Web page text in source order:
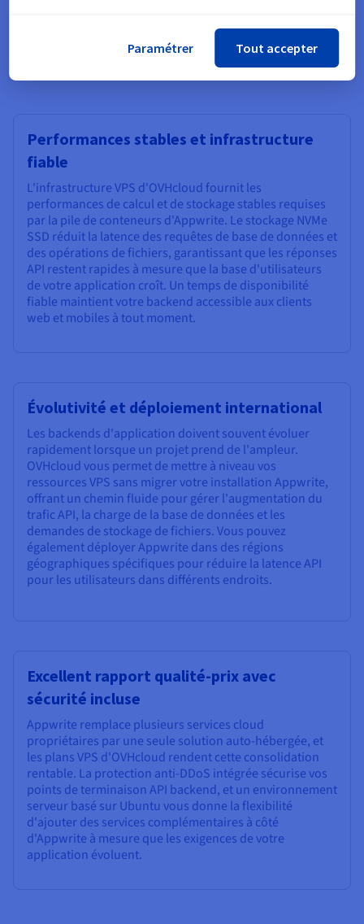
Pourquoi choisir OVHcloud pour
votre VPS Appwrite ?
Performances stables et infrastructure
fiable
L'infrastructure VPS d'OVHcloud fournit les
performances de calcul et de stockage stables requises
par la pile de conteneurs d'Appwrite. Le stockage NVMe
SSD réduit la latence des requêtes de base de données et
des opérations de fichiers, garantissant que les réponses
API restent rapides à mesure que la base d'utilisateurs
de votre application croît. Un temps de disponibilité
fiable maintient votre backend accessible aux clients
web et mobiles à tout moment.
Évolutivité et déploiement international
Les backends d'application doivent souvent évoluer
rapidement lorsque un projet prend de l'ampleur.
OVHcloud vous permet de mettre à niveau vos
ressources VPS sans migrer votre installation Appwrite,
offrant un chemin fluide pour gérer l'augmentation du
trafic API, la charge de la base de données et les
demandes de stockage de fichiers. Vous pouvez
également déployer Appwrite dans des régions
géographiques spécifiques pour réduire la latence API
pour les utilisateurs dans différents endroits.
Excellent rapport qualité-prix avec
sécurité incluse
Appwrite remplace plusieurs services cloud
propriétaires par une seule solution auto-hébergée, et
les plans VPS d'OVHcloud rendent cette consolidation
rentable. La protection anti-DDoS intégrée sécurise vos
points de terminaison API backend, et un environnement
serveur basé sur Ubuntu vous donne la flexibilité
d'ajouter des services complémentaires à côté
d'Appwrite à mesure que les exigences de votre
application évoluent.
Paramétrer Tout accepter